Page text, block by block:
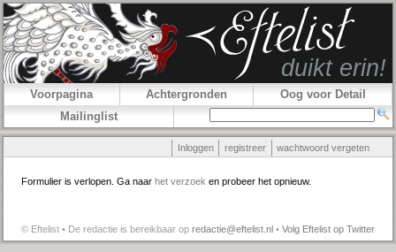
Voorpagina Achtergronden
Oog voor Detail
Mailinglist
Inloggen registreer wachtwoord vergeten
Formulier is verlopen. Ga naar het verzoek en probeer het opnieuw.
© Eftelist • De redactie is bereikbaar op redactie@eftelist.nl • Volg Eftelist op Twitter